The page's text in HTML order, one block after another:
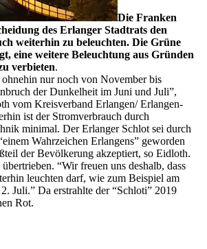
Die Franken
des Erlanger Stadtrats den
weiterhin zu beleuchten. Die Grüne
eine weitere Beleuchtung aus Gründen
verbieten.
nur noch von November bis
der Dunkelheit im Juni und Juli”,
vom Kreisverband Erlangen/ Erlangen-
ist der Stromverbrauch durch
minimal. Der Erlanger Schlot sei durch
Wahrzeichen Erlangens” geworden
der Bevölkerung akzeptiert, so Eidloth.
“Wir freuen uns deshalb, dass
leuchten darf, wie zum Beispiel am
Juli.” Da erstrahlte der “Schloti” 2019
Rot.